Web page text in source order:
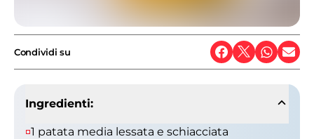
Condividi su
Ingredienti:
1 patata media lessata e schiacciata